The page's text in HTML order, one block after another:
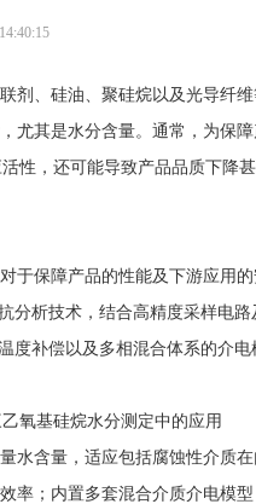
剂、硅油、聚硅烷以及光导纤
尤其是水分含量。通常，为保
性，还可能导致产品品质下降
于保障产品的性能及下游应用的
分析技术，结合高精度采样电
补偿以及多相混合体系的介
水含量，适应包括腐蚀性介质
率；内置多套混合介质介电模